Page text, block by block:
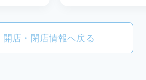
開店・閉店情報へ戻る